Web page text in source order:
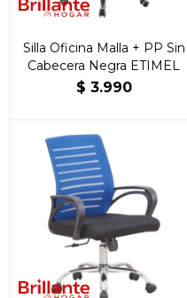
Silla Oficina Malla + PP Sin
Cabecera Negra ETIMEL
$ 3.990